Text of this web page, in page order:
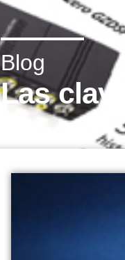
Blog
Las